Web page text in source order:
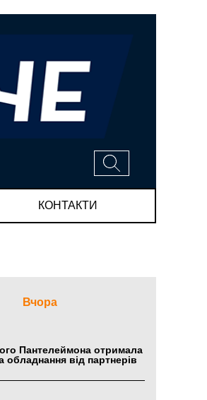
КОНТАКТИ
Вчора
Пантелеймона отримала
обладнання від партнерів